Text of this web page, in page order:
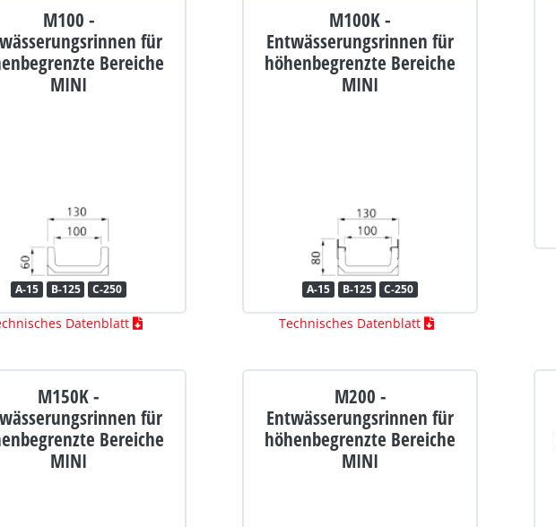
M100 -
für
Bereiche
MINI
A-15 B-125 C-250
Datenblatt
M100K -
Entwässerungsrinnen für
höhenbegrenzte Bereiche
MINI
A-15 B-125 C-250
Technisches Datenblatt
M150K -
für
Bereiche
MINI
M200 -
Entwässerungsrinnen für
höhenbegrenzte Bereiche
MINI